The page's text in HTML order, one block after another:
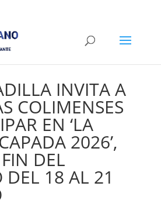
INVITA A
COLIMENSES
EN ‘LA
2026’,
DEL
DEL 18 AL 21